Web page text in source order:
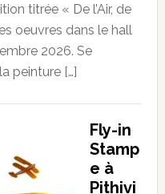
titrée « De l’Air, de
oeuvres dans le hall
2026. Se
peinture […]
Fly-in
Stamp
e à
Pithivi